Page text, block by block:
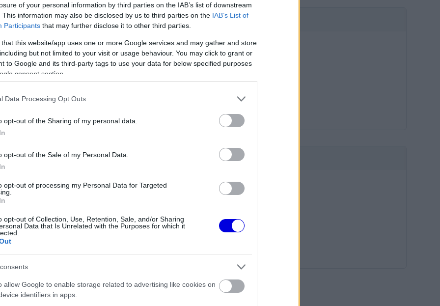
of your personal information by third parties on the IAB’s list of downstream
This information may also be disclosed by us to third parties on the IAB’s List of
Participants that may further disclose it to other third parties.
that this website/app uses one or more Google services and may gather and store
but not limited to your visit or usage behaviour. You may click to grant or
to Google and its third-party tags to use your data for below specified purposes
consent section.
Data Processing Opt Outs
opt-out of the Sharing of my personal data.
opt-out of the Sale of my Personal Data.
opt-out of processing my Personal Data for Targeted
opt-out of Collection, Use, Retention, Sale, and/or Sharing
Data that Is Unrelated with the Purposes for which it
allow Google to enable storage related to advertising like cookies on
identifiers in apps.
jelölt közül végül a saját
mellett döntött. A dokumentumfilm
amely során ez a jelentős döntés
köszönhetően a
és hívásokba is betekintést